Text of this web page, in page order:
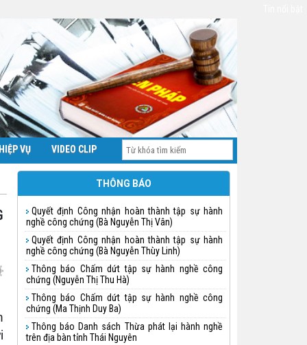
VỤ VIDEO CLIP
THÔNG BÁO
Quyết định Công nhận hoàn thành tập sự hành
nghề công chứng (Bà Nguyễn Thị Vân)
Quyết định Công nhận hoàn thành tập sự hành
nghề công chứng (Bà Nguyễn Thùy Linh)
Thông báo Chấm dứt tập sự hành nghề công
chứng (Nguyễn Thị Thu Hà)
Thông báo Chấm dứt tập sự hành nghề công
chứng (Ma Thịnh Duy Ba)
Thông báo Danh sách Thừa phát lại hành nghề
trên địa bàn tỉnh Thái Nguyên